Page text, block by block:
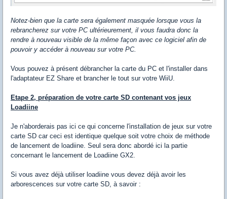
Notez-bien que la carte sera également masquée lorsque vous la
rebrancherez sur votre PC ultérieurement, il vous faudra donc la
rendre à nouveau visible de la même façon avec ce logiciel afin de
pouvoir y accéder à nouveau sur votre PC.
Vous pouvez à présent débrancher la carte du PC et l'installer dans
l'adaptateur EZ Share et brancher le tout sur votre WiiU.
Etape 2, préparation de votre carte SD contenant vos jeux
Loadiine
Je n'aborderais pas ici ce qui concerne l'installation de jeux sur votre
carte SD car ceci est identique quelque soit votre choix de méthode
de lancement de loadiine. Seul sera donc abordé ici la partie
concernant le lancement de Loadiine GX2.
Si vous avez déjà utiliser loadiine vous devez déjà avoir les
arborescences sur votre carte SD, à savoir :